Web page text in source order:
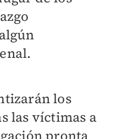
los
las víctimas a